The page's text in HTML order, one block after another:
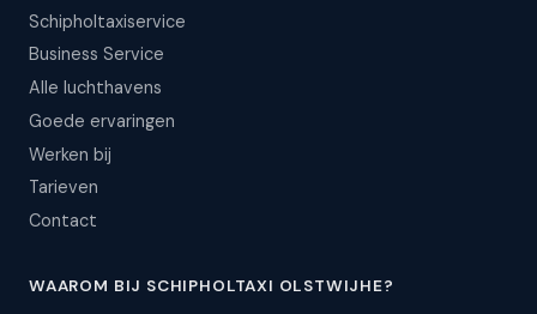
Schipholtaxiservice
Business Service
Alle luchthavens
Goede ervaringen
Werken bij
Tarieven
Contact
WAAROM BIJ SCHIPHOLTAXI OLSTWIJHE?